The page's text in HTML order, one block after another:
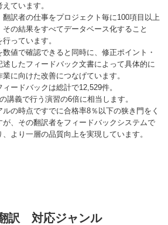
ています。
訳者の仕事をプロジェクト毎に100項目以上
の結果をすべてデータベース化すること
っています。
値で確認できると同時に、修正ポイント・
したフィードバック文書によって具体的に
に向けた改善につなげています。
ードバックは総計で12,529件。
講義で行う演習の6倍に相当します。
の時点ですでに合格率8％以下の狭き門をく
が、その翻訳者をフィードバックシステムで
より一層の品質向上を実現しています。
訳 対応ジャンル